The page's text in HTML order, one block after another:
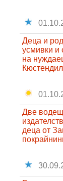
Деца и
усмивки и
на
Две
деца от